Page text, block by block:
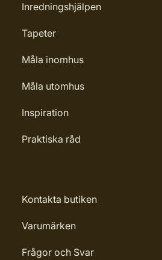
Inredningshjälpen
Tapeter
Måla inomhus
Måla utomhus
Inspiration
Praktiska råd
Kontakta butiken
Varumärken
Frågor och Svar